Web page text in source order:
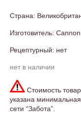
Страна:
Изготовитель:
Рецептурный: нет
нет в наличии
Стоимость
указана
сети “Забота”.